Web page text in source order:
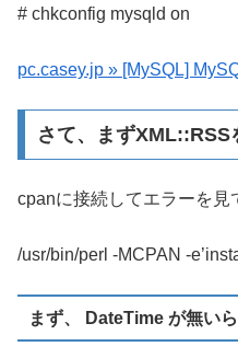
# chkconfig mysqld on
pc.casey.jp » [MySQL]
さて、まずXML::RSS
cpanに接続してエラーを見
/usr/bin/perl -MCPAN -
まず、 DateTime が無い